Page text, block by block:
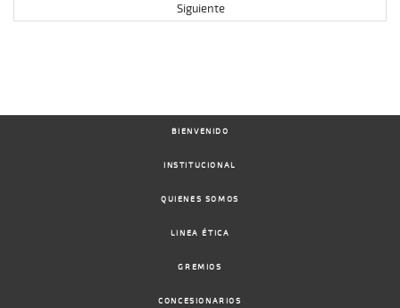
Siguiente
BIENVENIDO
INSTITUCIONAL
QUIENES SOMOS
LINEA ÉTICA
GREMIOS
CONCESIONARIOS